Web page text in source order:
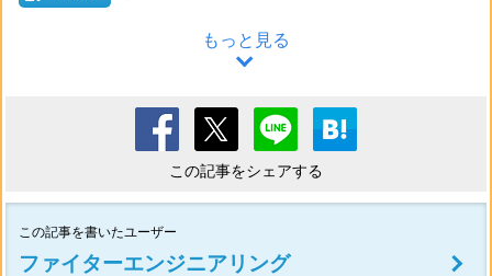
もっと見る
この記事をシェアする
この記事を書いたユーザー
ファイターエンジニアリング